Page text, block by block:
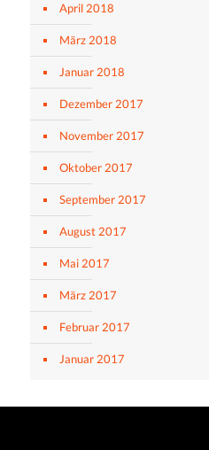
April 2018
März 2018
Januar 2018
Dezember 2017
November 2017
Oktober 2017
September 2017
August 2017
Mai 2017
März 2017
Februar 2017
Januar 2017